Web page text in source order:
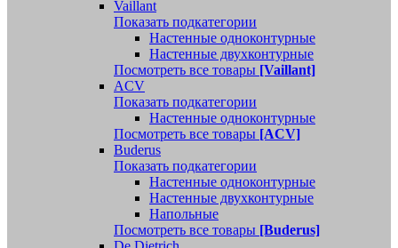
Vaillant
Показать подкатегории
Настенные одноконтурные
Настенные двухконтурные
Посмотреть все товары [Vaillant]
ACV
Показать подкатегории
Настенные одноконтурные
Посмотреть все товары [ACV]
Buderus
Показать подкатегории
Настенные одноконтурные
Настенные двухконтурные
Напольные
Посмотреть все товары [Buderus]